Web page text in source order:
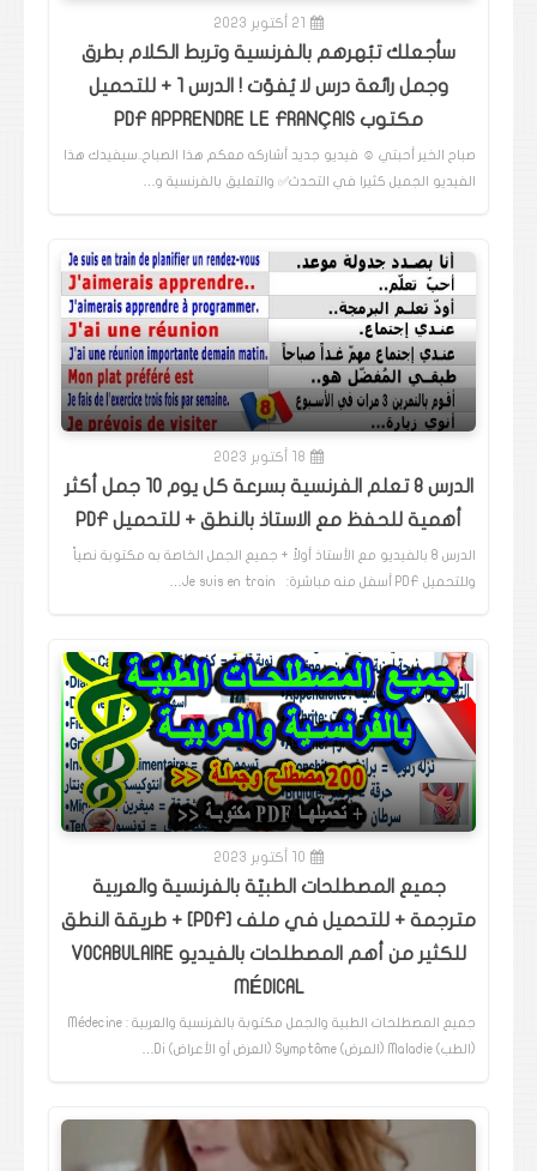
21 أكتوبر 2023
سأجعلك تبُهرهم بالفرنسية وتربط الكلام بطرق
وجمل رائعة درس لا يُفوّت ! الدرس 1 + للتحميل
مكتوب PDF APPRENDRE LE FRANÇAIS
صباح الخير أحبتي ☺️ فيديو جديد أشاركه معكم هذا الصباح..سيفيدك هذا
الفيديو الجميل كثيرا في التحدث✅️ والتعليق بالفرنسية و…
18 أكتوبر 2023
الدرس 8 تعلم الفرنسية بسرعة كل يوم 10 جمل أكثر
أهمية للحفظ مع الاستاذ بالنطق + للتحميل PDF
الدرس 8 بالفيديو مع الأستاذ أولاً + جميع الجمل الخاصة به مكتوبة نصياً
وللتحميل PDF أسفل منه مباشرة: Je suis en train…
10 أكتوبر 2023
جميع المصطلحات الطبيّة بالفرنسية والعربية
مترجمة + للتحميل في ملف [PDF] + طريقة النطق
للكثير من أهم المصطلحات بالفيديو VOCABULAIRE
MÉDICAL
جميع المصطلحات الطبية والجمل مكتوبة بالفرنسية والعربية : Médecine
(الطب) Maladie (المرض) Symptôme (العرض أو الأعراض) Di…